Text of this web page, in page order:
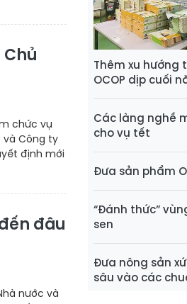
chức vụ
và Công ty
định mới
đâu
nước và
Thêm xu hướng
OCOP dịp cuối
Các làng nghề
cho vụ tết
Đưa sản phẩm
“Đánh thức”
sen
Đưa nông sản
sâu vào các